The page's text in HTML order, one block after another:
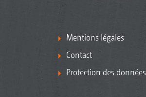
Mentions légales
Contact
Protection des données